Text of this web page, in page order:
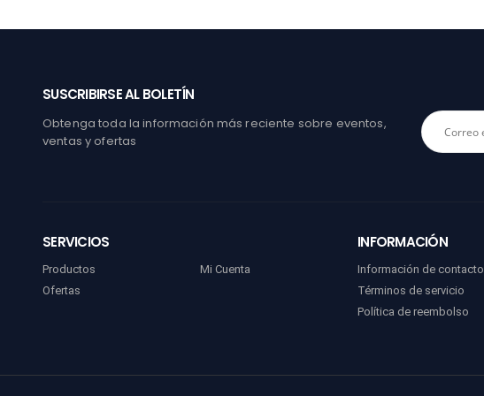
SUSCRIBIRSE AL BOLETÍN
Obtenga toda la información más reciente sobre eventos,
ventas y ofertas
SERVICIOS
Productos
Ofertas
Mi Cuenta
INFORMACIÓN
Información de contacto
Términos de servicio
Política de reembolso